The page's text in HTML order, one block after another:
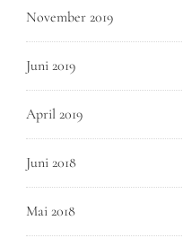
November 2019
Juni 2019
April 2019
Juni 2018
Mai 2018